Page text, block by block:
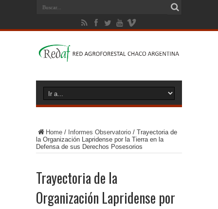
Home / Informes Observatorio / Trayectoria de
la Organización Lapridense por la Tierra en la
Defensa de sus Derechos Posesorios
Trayectoria de la
Organización Lapridense por